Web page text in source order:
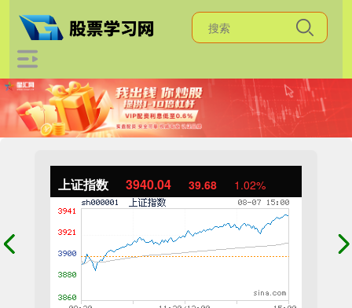
上证指数 3940.04 39.68 1.02%